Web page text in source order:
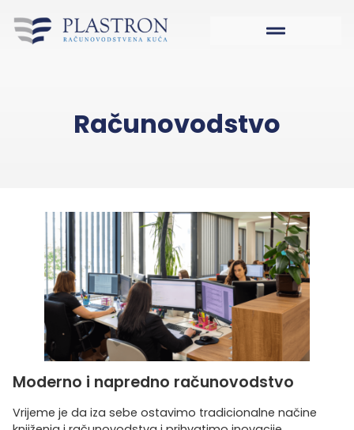
Računovodstvo
Moderno i napredno računovodstvo
Vrijeme je da iza sebe ostavimo tradicionalne načine